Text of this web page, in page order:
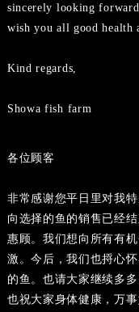
sincerely looking
wish you all good health
Kind regards,
Showa fish farm
各位顾客
非常感谢您平日里对我
向选择的鱼的销售已经
惠顾。我们想向所有有
激。今后，我们也捋心
的鱼。也请大家继续多
也祝大家身体健康，万事